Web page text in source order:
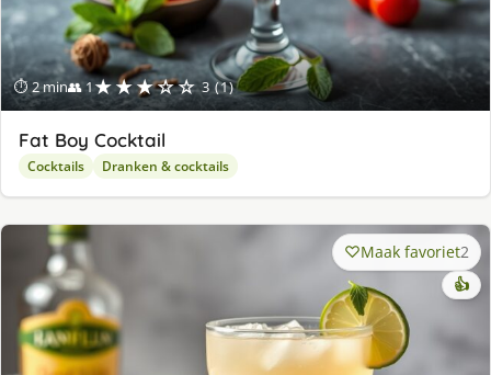
⏱ 2 min👥 1★★★☆☆ 3 (1)
Fat Boy Cocktail
Cocktails Dranken & cocktails
Maak favoriet2
👍